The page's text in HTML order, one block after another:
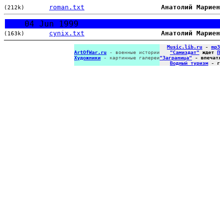
(212k) roman.txt Анатолий
04 Jun 1999
(163k) cynix.txt Анатолий
ArtOfWar.ru - военные истории
Художники - картинные галереи
Music.lib.ru - mp3
"Самиздат" ждет
"Заграница" -
Водный туризм -